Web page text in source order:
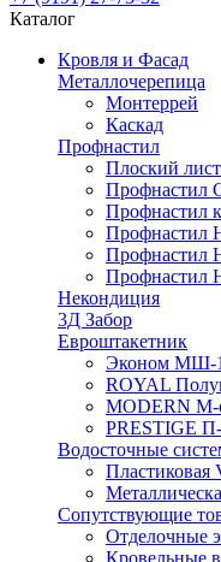
Каталог
Кровля и Фасад
Металлочерепица
Монтеррей
Каскад
Профнастил
Плоский лист
Профнастил
Профнастил
Профнастил
Профнастил
Профнастил
Некондиция
3Д Забор
Евроштакетник
Эконом МШ-
ROYAL
MODERN М-
PRESTIGE
Водосточные
Пластиковая
Сопутствующие
Отделочные
Кровельные